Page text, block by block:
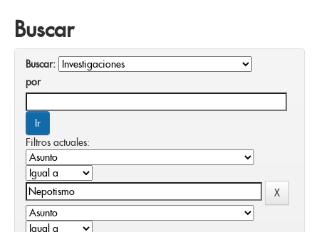
Buscar
Buscar:
por
Filtros actuales: